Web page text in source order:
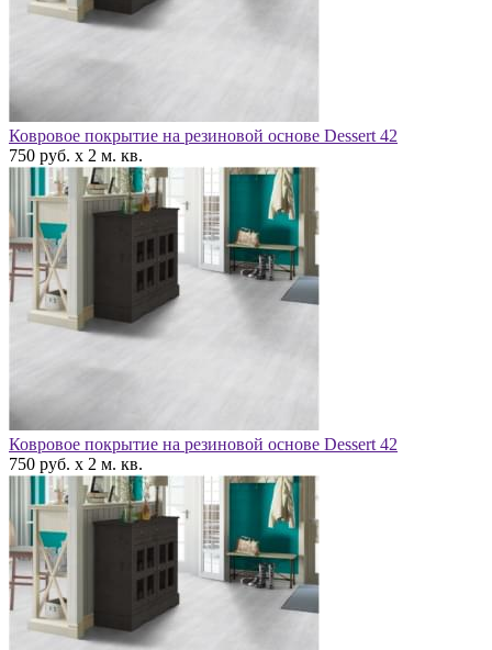
Ковровое покрытие на резиновой основе Dessert 42
750 руб. x 2 м. кв.
Ковровое покрытие на резиновой основе Dessert 42
750 руб. x 2 м. кв.